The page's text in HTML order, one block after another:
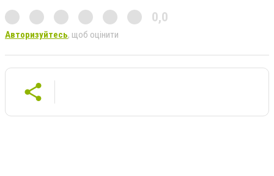
0,0
Авторизуйтесь, щоб оцінити